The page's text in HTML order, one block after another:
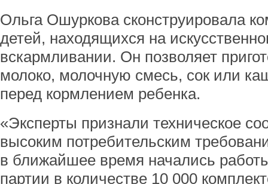
Ольга Ошуркова сконструировала
детей, находящихся на
вскармливании. Он позволяет
молоко, молочную смесь, сок или
перед кормлением ребенка.
«Эксперты признали техническое
высоким потребительским
в ближайшее время начались
партии в количестве 10 000